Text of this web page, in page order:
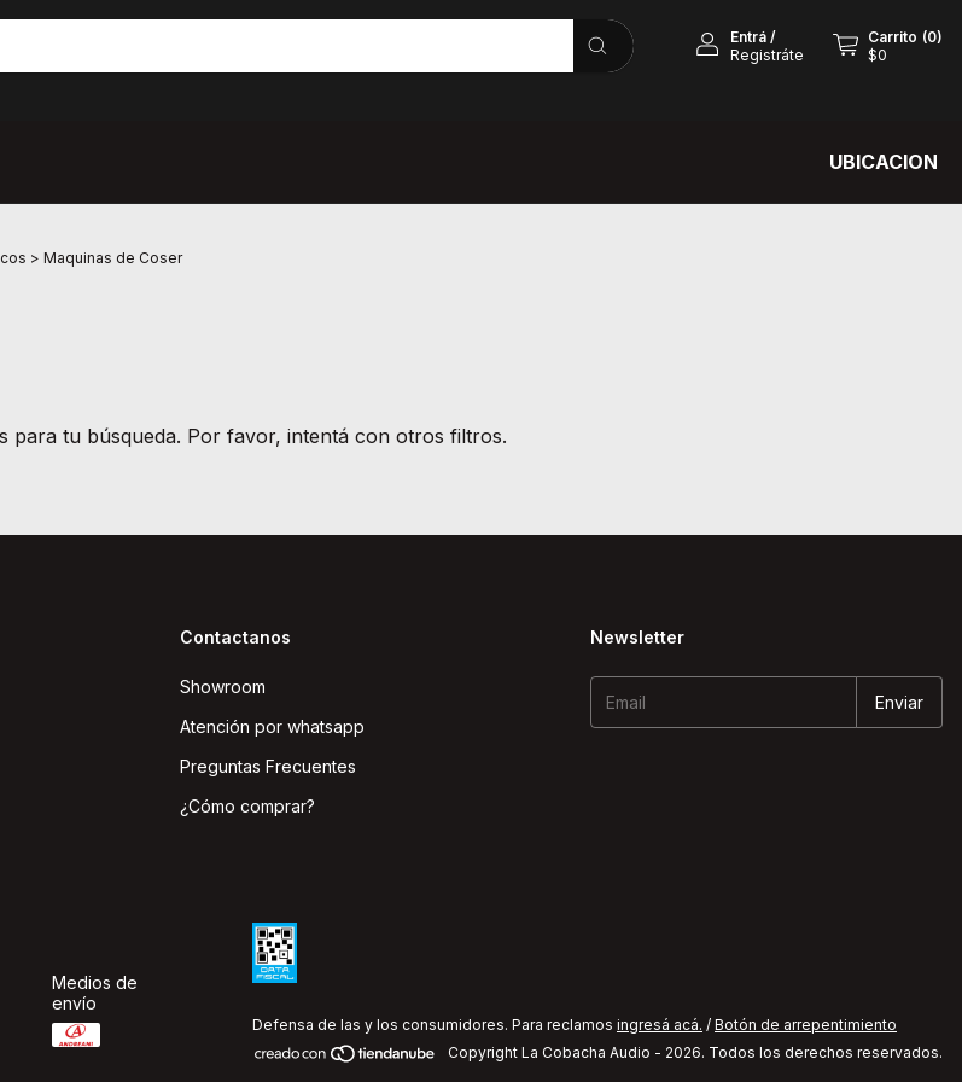
Entrá/
Registráte
Carrito (0)
$0
UBICACION
> Maquinas de Coser
para tu búsqueda. Por favor, intentá con otros filtros.
Contactanos
Showroom
Atención por whatsapp
Preguntas Frecuentes
¿Cómo comprar?
Newsletter
Medios de
envío
Defensa de las y los consumidores. Para reclamos ingresá acá. / Botón de arrepentimiento
Copyright La Cobacha Audio - 2026. Todos los derechos reservados.